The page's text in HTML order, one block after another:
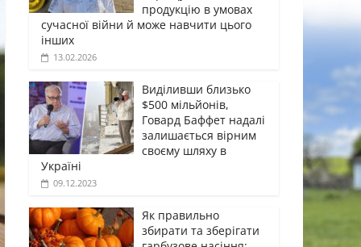
продукцію в умовах
сучасної війни й може навчити цього
інших
13.02.2026
Виділивши близько
$500 мільйонів,
Говард Баффет надалі
залишається вірним
своєму шляху в
Україні
09.12.2023
Як правильно
збирати та зберігати